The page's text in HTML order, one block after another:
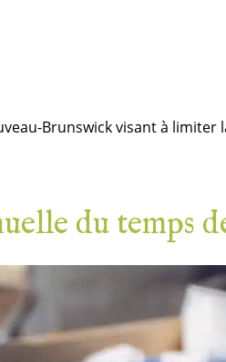
Brunswick visant à limiter
du temps